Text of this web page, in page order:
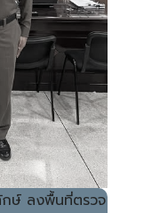
กษ์ ลงพื้นที่ตรวจ